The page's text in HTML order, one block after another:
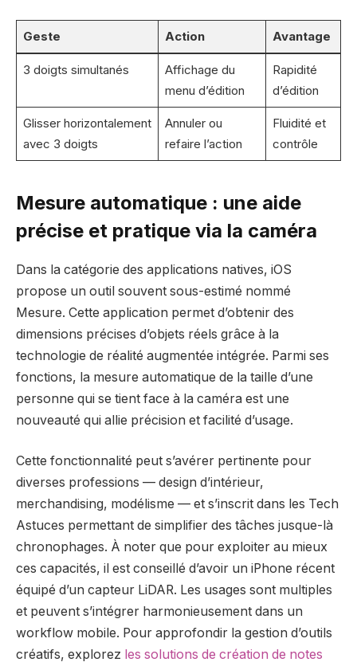
Geste Action Avantage
3 doigts simultanés
Affichage du
menu d’édition
Rapidité
d’édition
Glisser horizontalement
avec 3 doigts
Annuler ou
refaire l’action
Fluidité et
contrôle
Mesure automatique : une aide
précise et pratique via la caméra
Dans la catégorie des applications natives, iOS
propose un outil souvent sous-estimé nommé
Mesure. Cette application permet d’obtenir des
dimensions précises d’objets réels grâce à la
technologie de réalité augmentée intégrée. Parmi ses
fonctions, la mesure automatique de la taille d’une
personne qui se tient face à la caméra est une
nouveauté qui allie précision et facilité d’usage.
Cette fonctionnalité peut s’avérer pertinente pour
diverses professions — design d’intérieur,
merchandising, modélisme — et s’inscrit dans les Tech
Astuces permettant de simplifier des tâches jusque-là
chronophages. À noter que pour exploiter au mieux
ces capacités, il est conseillé d’avoir un iPhone récent
équipé d’un capteur LiDAR. Les usages sont multiples
et peuvent s’intégrer harmonieusement dans un
workflow mobile. Pour approfondir la gestion d’outils
créatifs, explorez les solutions de création de notes